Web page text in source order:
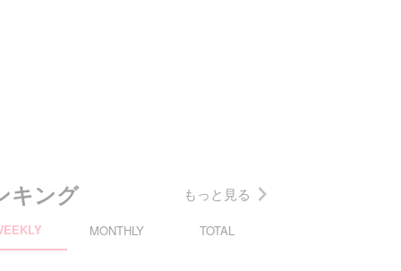
キング もっと見る
MONTHLY TOTAL